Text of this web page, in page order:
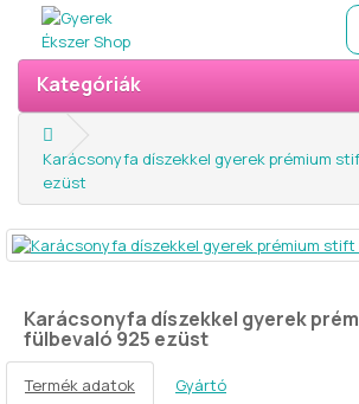
Kategóriák
Karácsonyfa díszekkel gyerek prémium
ezüst
Karácsonyfa díszekkel gyerek
fülbevaló 925 ezüst
Termék adatok Gyártó